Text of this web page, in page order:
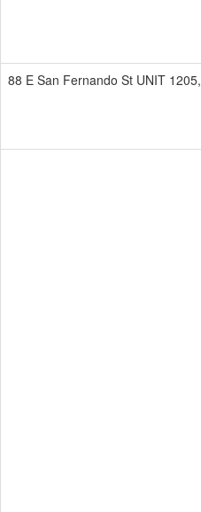
88 E San Fernando St UNIT 1205,